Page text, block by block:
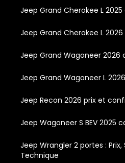
Jeep Grand Cherokee L
Jeep Grand Cherokee L
Jeep Grand Wagoneer
Jeep Grand Wagoneer L
Jeep Recon 2026 prix et
Jeep Wagoneer S BEV 2025
Jeep Wrangler 2 portes : Prix,
Technique